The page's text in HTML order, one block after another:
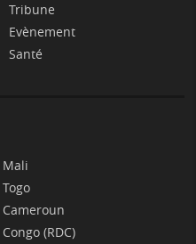
Tribune
Evènement
Santé
Mali
Togo
Cameroun
Congo (RDC)